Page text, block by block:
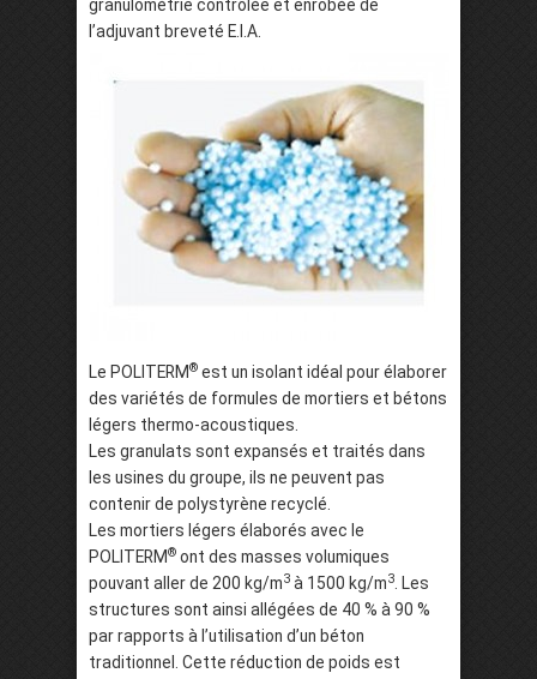
granulométrie contrôlée et enrobée de
l’adjuvant breveté E.I.A.
Le POLITERM® est un isolant idéal pour élaborer
des variétés de formules de mortiers et bétons
légers thermo-acoustiques.
Les granulats sont expansés et traités dans
les usines du groupe, ils ne peuvent pas
contenir de polystyrène recyclé.
Les mortiers légers élaborés avec le
POLITERM® ont des masses volumiques
pouvant aller de 200 kg/m3 à 1500 kg/m3
. Les
structures sont ainsi allégées de 40 % à 90 %
par rapports à l’utilisation d’un béton
traditionnel. Cette réduction de poids est